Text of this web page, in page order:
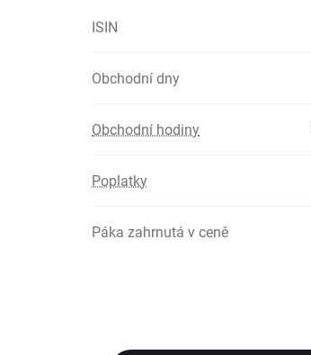
ISIN
Obchodní dny
Obchodní hodiny
Poplatky
Páka zahrnutá v ceně